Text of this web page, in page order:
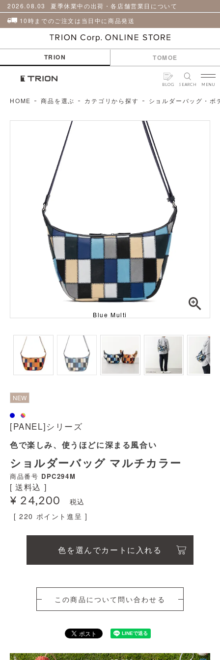
2026.08.03
夏季休業中の出荷・各店舗営業日について
10時までのご注文は当日中に商品発送
TRION TOMOE
BLOG SEARCH MENU
革
小
物
ア
品
HOME 商品を選ぶ カテゴリから探す ショルダーバッグ・ボ
Blue Multi
NEW
[PANEL]シリーズ
色で楽しみ、使うほどに深まる風合い
ショルダーバッグ マルチカラー
商品番号 DPC294M
送料込
¥ 24,200
税込
[ 220 ポイント進呈 ]
色を選んでカートに入れる
この商品について問い合わせる